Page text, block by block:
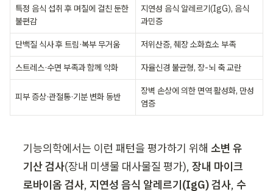
특정 음식 섭취 후 며칠에 걸친 둔한
불편감
지연성 음식 알레르기(IgG), 음식
과민증
단백질 식사 후 트림·복부 무거움 저위산증, 췌장 소화효소 부족
스트레스·수면 부족과 함께 악화 자율신경 불균형, 장-뇌 축 교란
피부 증상·관절통·기분 변화 동반
장벽 손상에 의한 면역 활성화, 만성
염증
기능의학에서는 이런 패턴을 평가하기 위해 소변 유
기산 검사(장내 미생물 대사물질 평가), 장내 마이크
로바이옴 검사, 지연성 음식 알레르기(IgG) 검사, 수